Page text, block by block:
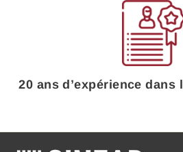
20 ans d’expérience dans